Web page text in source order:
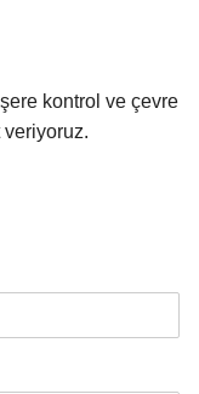
kontrol ve çevre
veriyoruz.